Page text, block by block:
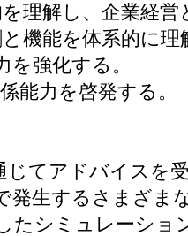
理解し、企業経
機能を体系的に
強化する。
能力を啓発する。
じてアドバイスを
発生するさまざま
たシミュレーショ